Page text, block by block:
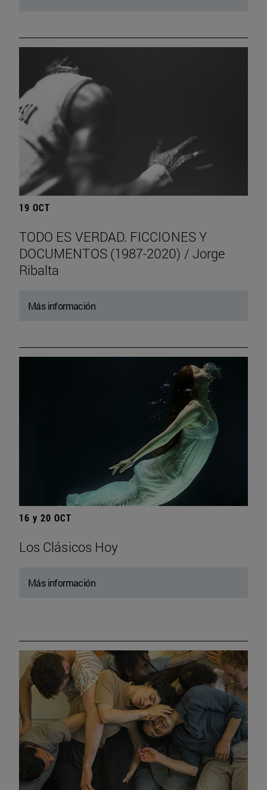
19 OCT
TODO ES VERDAD. FICCIONES Y
DOCUMENTOS (1987-2020) / Jorge
Ribalta
Más información
16 y 20 OCT
Los Clásicos Hoy
Más información